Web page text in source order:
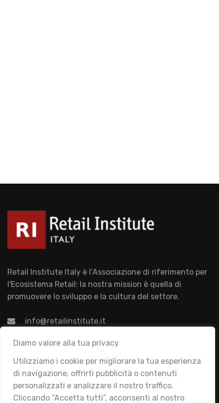
Diamo valore alla tua privacy
Utilizziamo i cookie per migliorare la tua esperienza
di navigazione, offrirti pubblicità o contenuti
personalizzati e analizzare il nostro traffico.
Cliccando “Accetta tutti”, acconsenti al nostro
Retail Institute Italy è l’Associazione di riferimento per
l'Ecosistema Retail: la nostra mission è quella di
promuovere lo sviluppo e la cultura del settore.
info@retailinstitute.it
Associazione
Chi siamo
Attività
Contatti